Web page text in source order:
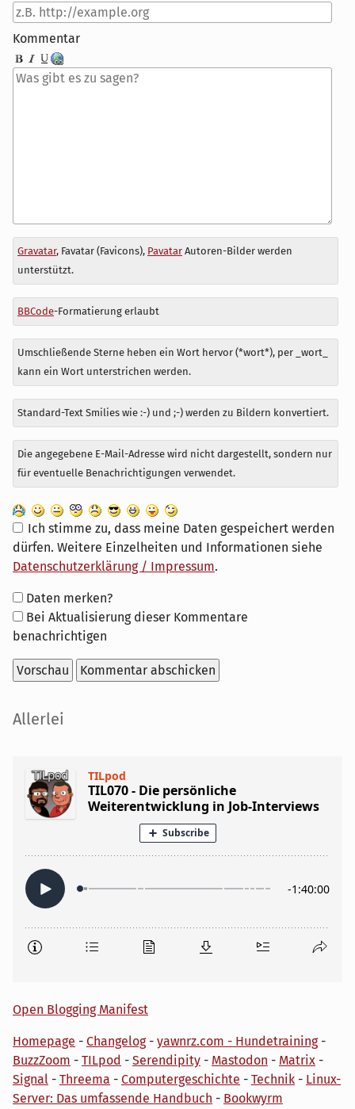
Kommentar
Antwort
zu
Gravatar, Favatar (Favicons), PavatarAutoren-Bilder werden
unterstützt.
BBCode-Formatierung erlaubt
Umschließende Sterne heben ein Wort hervor (*wort*), per _wort_
kann ein Wort unterstrichen werden.
Standard-Text Smilies wie :-) und ;-) werden zu Bildern konvertiert.
Die angegebene E-Mail-Adresse wird nicht dargestellt, sondern nur
für eventuelle Benachrichtigungen verwendet.
Ich stimme zu, dass meine Daten gespeichert werden
dürfen. Weitere Einzelheiten und Informationen siehe
Datenschutzerklärung / Impressum.
Formular-
Optionen
Daten merken?
Bei Aktualisierung dieser Kommentare
benachrichtigen
Seitenleiste
Allerlei
Open Blogging Manifest
Homepage - Changelog- yawnrz.com - Hundetraining-
BuzzZoom - TILpod - Serendipity - Mastodon - Matrix -
Signal - Threema - Computergeschichte - Technik - Linux-
Server: Das umfassende Handbuch - Bookwyrm